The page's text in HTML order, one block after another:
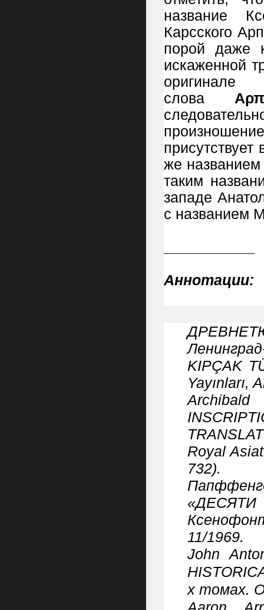
название
Карсского
порой даже
искаженной
слова
же
таким
западе
с названием
Аннотации:
KIPÇAK
Yayınları,
Royal
732).
«ДЕСЯТИ
11/1969.
John
х томах.